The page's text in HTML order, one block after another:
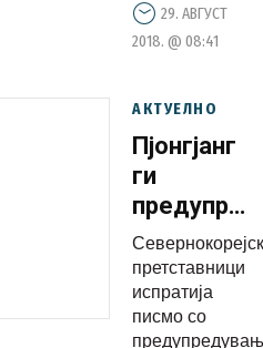
29. АВГУСТ
2018. @ 08:41
АКТУЕЛНО
Пјонгјанг
ги
САД за
можен
неуспех
на
претставници
испратија
писмо со